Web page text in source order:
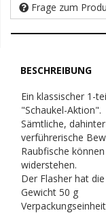
Frage zum
BESCHREIBUNG
Ein klassischer 1-
"Schaukel-Aktion".
Sämtliche,
verführerische
Raubfische
widerstehen.
Der Flasher hat
Gewicht 50 g